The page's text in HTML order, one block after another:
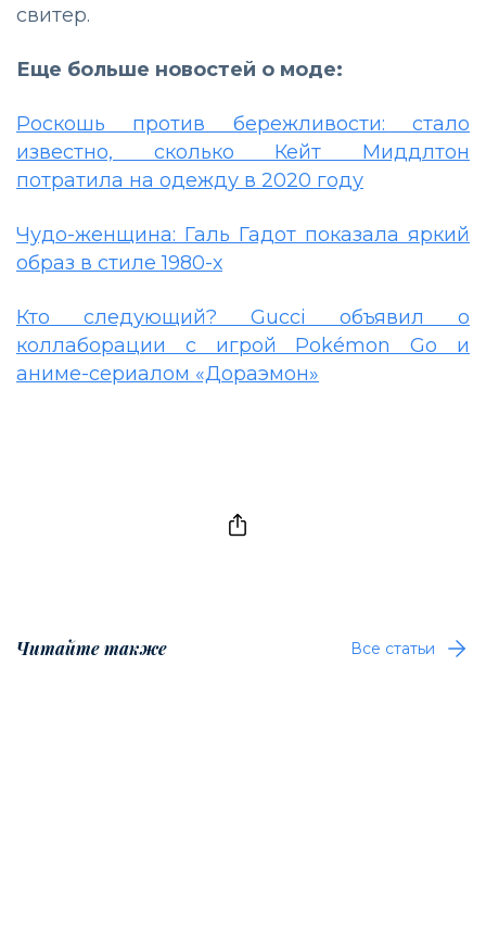
свитер.
Еще больше новостей о моде:
Роскошь против бережливости: стало
известно, сколько Кейт Миддлтон
потратила на одежду в 2020 году
Чудо-женщина: Галь Гадот показала яркий
образ в стиле 1980-х
Кто следующий? Gucci объявил о
коллаборации с игрой Pokémon Go и
аниме-сериалом «Дораэмон»
Читайте также Все статьи